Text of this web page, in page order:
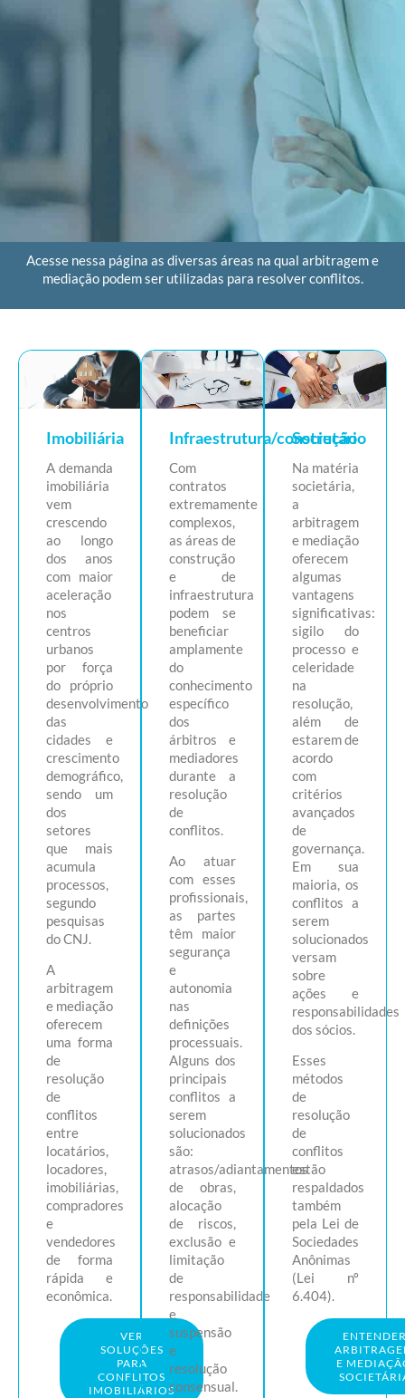
Possibilidades de
atuação:
áreas que a mediação e
arbitragem podem ser
utilizadas
SABER MAIS
Acesse nessa página as diversas áreas na qual arbitragem e
mediação podem ser utilizadas para resolver conflitos.
Imobiliária
A demanda
imobiliária
vem
crescendo
ao longo
dos anos
com maior
aceleração
nos
centros
urbanos
por força
do próprio
desenvolvimento
das
cidades e
crescimento
demográfico,
sendo um
dos
setores
que mais
acumula
processos,
segundo
pesquisas
do CNJ.
A
arbitragem
e mediação
oferecem
uma forma
de
resolução
de
conflitos
entre
locatários,
locadores,
imobiliárias,
compradores
e
vendedores
de forma
rápida e
econômica.
VER
SOLUÇÕES
PARA
CONFLITOS
IMOBILIÁRIOS
Infraestrutura/construção
Com
contratos
extremamente
complexos,
as áreas de
construção
e de
infraestrutura
podem se
beneficiar
amplamente
do
conhecimento
específico
dos
árbitros e
mediadores
durante a
resolução
de
conflitos.
Ao atuar
com esses
profissionais,
as partes
têm maior
segurança
e
autonomia
nas
definições
processuais.
Alguns dos
principais
conflitos a
serem
solucionados
são:
atrasos/adiantamentos
de obras,
alocação
de riscos,
exclusão e
limitação
de
responsabilidade
e
suspensão
e
resolução
consensual.
Societário
Na matéria
societária,
a
arbitragem
e mediação
oferecem
algumas
vantagens
significativas:
sigilo do
processo e
celeridade
na
resolução,
além de
estarem de
acordo
com
critérios
avançados
de
governança.
Em sua
maioria, os
conflitos a
serem
solucionados
versam
sobre
ações e
responsabilidades
dos sócios.
Esses
métodos
de
resolução
de
conflitos
estão
respaldados
também
pela Lei de
Sociedades
Anônimas
(Lei nº
6.404).
E